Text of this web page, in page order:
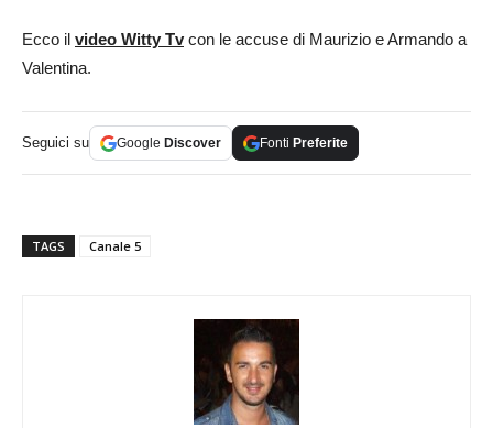
Ecco il video Witty Tvcon le accuse di Maurizio e Armando a
Valentina.
Seguici su Google Discover Fonti Preferite
TAGS Canale 5